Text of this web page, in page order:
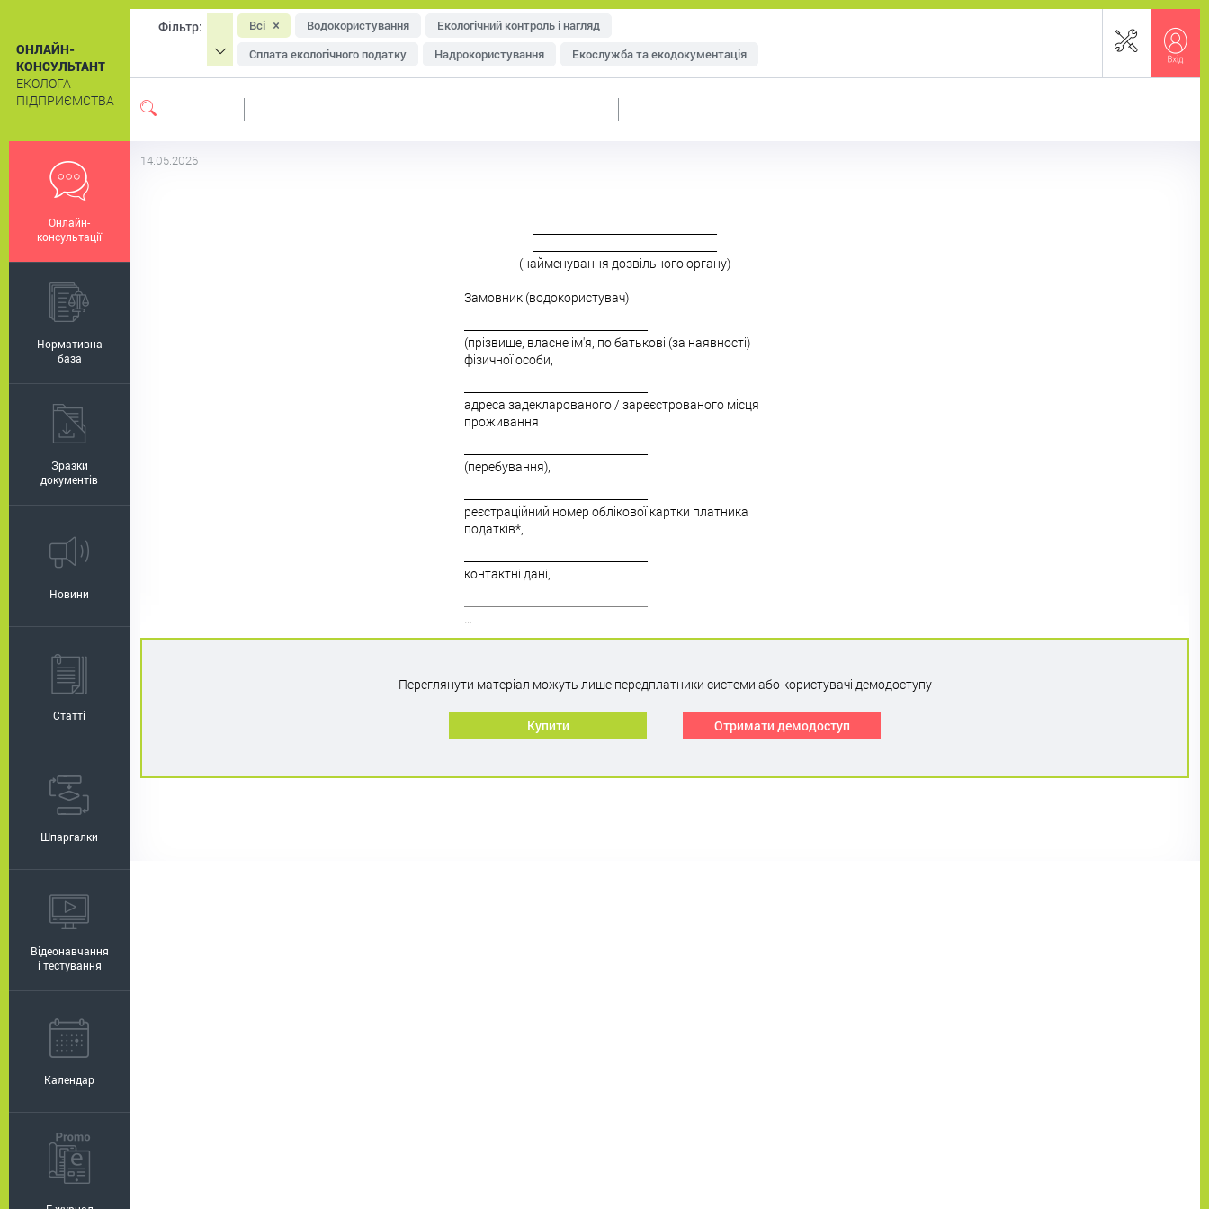
ОНЛАЙН-
КОНСУЛЬТАНТ
ЕКОЛОГА
ПІДПРИЄМСТВА
Онлайн-
консультації
Нормативна
база
Зразки
документів
Новини
Статті
Шпаргалки
Відеонавчання
і тестування
Календар
Фільтр: Всі Водокористування
Екологічний контроль і нагляд
Сплата екологічного податку
Надрокористування
Екослужба та екодокументація
Охорона атмосферного повітря
Управління відходами
Ресурсозбереження
14.05.2026
(найменування дозвільного органу)
Замовник (водокористувач)
(прізвище, власне ім'я, по батькові (за наявності)
фізичної особи,
адреса задекларованого / зареєстрованого місця
проживання
(перебування),
реєстраційний номер облікової картки платника
податків*,
контактні дані,
…
Переглянути матеріал можуть лише передплатники системи або користувачі демодоступу
Купити Отримати демодоступ